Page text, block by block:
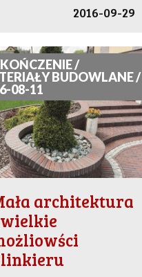
2016-09-29
/
BUDOWLANE /
08-11
architektura